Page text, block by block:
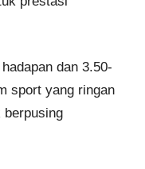
dan 3.50-
sport yang ringan
berpusing